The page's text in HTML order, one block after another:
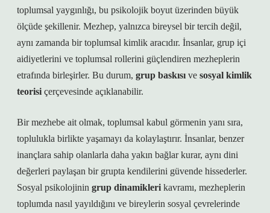
toplumsal yaygınlığı, bu psikolojik boyut üzerinden büyük
ölçüde şekillenir. Mezhep, yalnızca bireysel bir tercih değil,
aynı zamanda bir toplumsal kimlik aracıdır. İnsanlar, grup içi
aidiyetlerini ve toplumsal rollerini güçlendiren mezheplerin
etrafında birleşirler. Bu durum, grup baskısı ve sosyal kimlik
teorisi çerçevesinde açıklanabilir.
Bir mezhebe ait olmak, toplumsal kabul görmenin yanı sıra,
toplulukla birlikte yaşamayı da kolaylaştırır. İnsanlar, benzer
inançlara sahip olanlarla daha yakın bağlar kurar, aynı dini
değerleri paylaşan bir grupta kendilerini güvende hissederler.
Sosyal psikolojinin grup dinamikleri kavramı, mezheplerin
toplumda nasıl yayıldığını ve bireylerin sosyal çevrelerinde